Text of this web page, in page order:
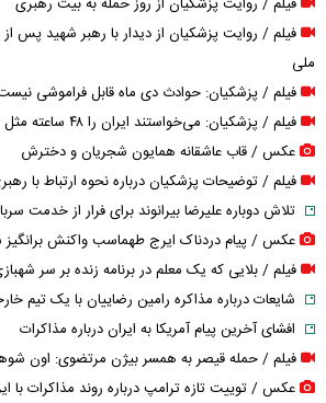
فیلم / روایت پزشکیان از روز حمله به بیت رهبری
فیلم / روایت پزشکیان از دیدار با رهبر شهید پس
ملی
فیلم / پزشکیان: حوادث دی ماه قابل فراموشی
فیلم / پزشکیان: می‌خواستند ایران را ۴۸ ساعته مثل سوریه کنند
عکس / قاب عاشقانه همایون شجریان و دخترش
فیلم / توضیحات پزشکیان درباره نحوه ارتباط با
تلاش دوباره علیرضا بیرانوند برای فرار از خدمت
عکس / پیام دردناک ایرج طهماسب واکنش
فیلم / بلایی که یک معلم در برنامه زنده بر سر
شایعات درباره مذاکره رامین رضاییان با یک تیم
افشای آخرین پیام آمریکا به ایران درباره مذاکرات
فیلم / حمله قیصر به همسر بیژن مرتضوی: اون
عکس / توییت تازه ترامپ درباره روند مذاکرات با